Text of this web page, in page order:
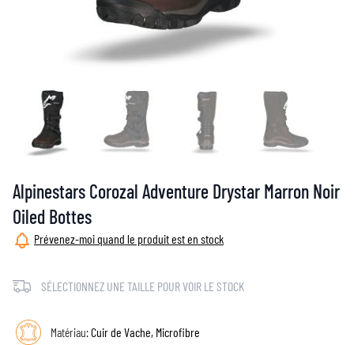
Alpinestars Corozal Adventure Drystar Marron Noir
Oiled Bottes
Prévenez-moi quand le produit est en stock
SÉLECTIONNEZ UNE TAILLE POUR VOIR LE STOCK
Matériau:Cuir de Vache, Microfibre